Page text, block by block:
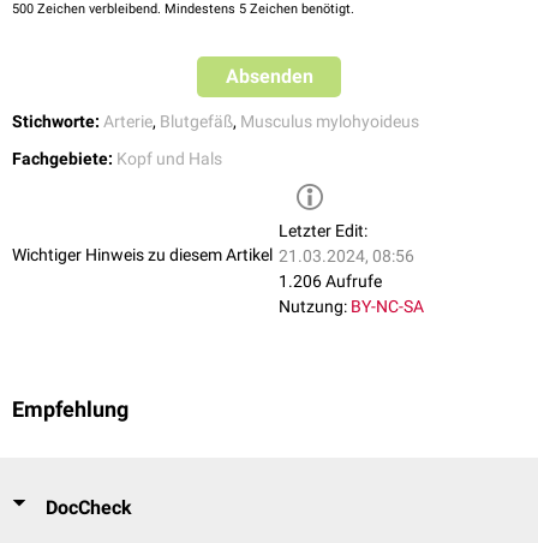
500 Zeichen verbleibend. Mindestens 5 Zeichen benötigt.
Absenden
Stichworte: Arterie, Blutgefäß, Musculus mylohyoideus
Fachgebiete: Kopf und Hals
Wichtiger Hinweis zu diesem Artikel
Letzter Edit:
21.03.2024, 08:56
1.206 Aufrufe
Nutzung: BY-NC-SA
Empfehlung
DocCheck